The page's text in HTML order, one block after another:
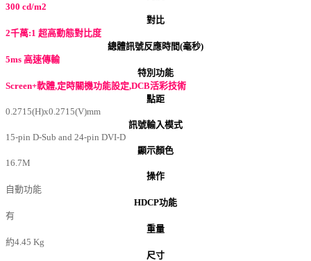
300 cd/m2
對比
2千萬:1 超高動態對比度
總體訊號反應時間(毫秒)
5ms 高速傳輸
特別功能
Screen+軟體,定時關機功能設定,DCB活彩技術
點距
0.2715(H)x0.2715(V)mm
訊號輸入模式
15-pin D-Sub and 24-pin DVI-D
顯示顏色
16.7M
操作
自動功能
HDCP功能
有
重量
約4.45 Kg
尺寸